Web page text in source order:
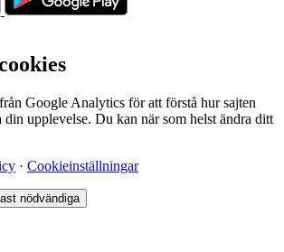
Google Analytics för att förstå hur sajten
din upplevelse. Du kan när som helst ändra ditt
· Cookieinställningar
nödvändiga